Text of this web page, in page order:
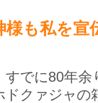
も私を宣
すでに80年余
ドクァジャの